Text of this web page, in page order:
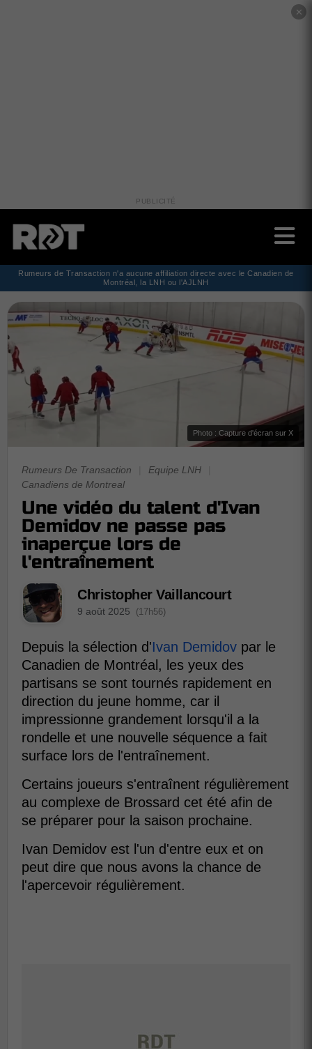
✕
PUBLICITÉ
Rumeurs de Transaction n'a aucune affiliation directe avec le Canadien de
Montréal, la LNH ou l'AJLNH
Photo : Capture d'écran sur X
Rumeurs De Transaction Equipe LNH
Canadiens de Montreal
Une vidéo du talent d'Ivan
Demidov ne passe pas
inaperçue lors de
l'entraînement
Christopher Vaillancourt
9 août 2025 (17h56)
Depuis la sélection d'Ivan Demidov par le
Canadien de Montréal, les yeux des
partisans se sont tournés rapidement en
direction du jeune homme, car il
impressionne grandement lorsqu'il a la
rondelle et une nouvelle séquence a fait
surface lors de l'entraînement.
Certains joueurs s'entraînent régulièrement
au complexe de Brossard cet été afin de
se préparer pour la saison prochaine.
Ivan Demidov est l'un d'entre eux et on
peut dire que nous avons la chance de
l'apercevoir régulièrement.